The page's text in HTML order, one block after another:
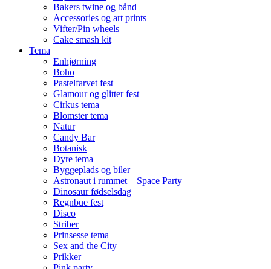
Bakers twine og bånd
Accessories og art prints
Vifter/Pin wheels
Cake smash kit
Tema
Enhjørning
Boho
Pastelfarvet fest
Glamour og glitter fest
Cirkus tema
Blomster tema
Natur
Candy Bar
Botanisk
Dyre tema
Byggeplads og biler
Astronaut i rummet – Space Party
Dinosaur fødselsdag
Regnbue fest
Disco
Striber
Prinsesse tema
Sex and the City
Prikker